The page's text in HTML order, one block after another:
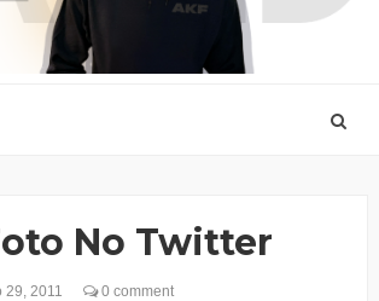
No Twitter
29, 2011 0 comment